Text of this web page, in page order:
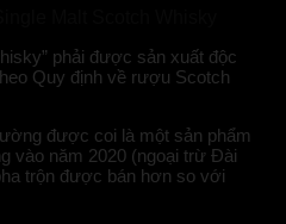
phải được sản xuất độc
Quy định về rượu Scotch
được coi là một sản phẩm
vào năm 2020 (ngoại trừ Đài
trộn được bán hơn so với